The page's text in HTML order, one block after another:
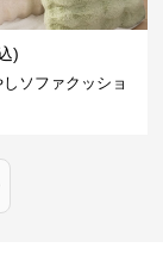
)
ソファクッショ